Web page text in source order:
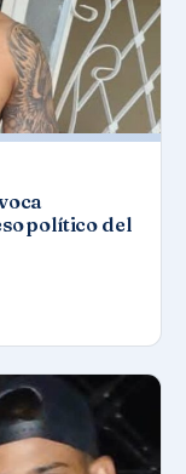
político del